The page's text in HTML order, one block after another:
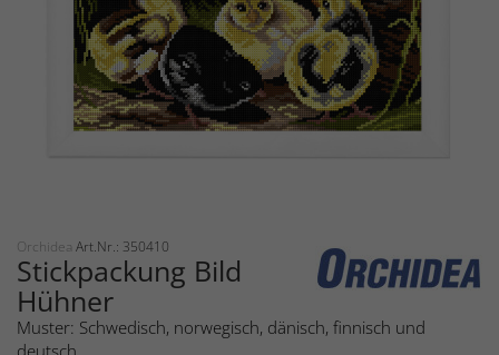
Orchidea Art.Nr.: 350410
Stickpackung Bild
Hühner
Muster: Schwedisch, norwegisch, dänisch, finnisch und
deutsch.